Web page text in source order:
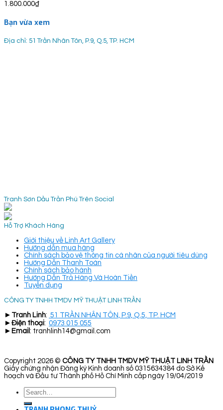
1.800.000₫
Bạn vừa xem
Địa chỉ: 51 Trần Nhân Tôn, P.9, Q.5, TP. HCM
Tranh Sơn Dầu Trần Phú Trên Social
Hỗ Trợ Khách Hàng
Giới thiệu về Linh Art Gallery
Hướng dẫn mua hàng
Chính sách bảo vệ thông tin cá nhân của người tiêu dùng
Hướng Dẫn Thanh Toán
Chính sách bảo hành
Hướng Dẫn Trả Hàng Và Hoàn Tiền
Tuyển dụng
CÔNG TY TNHH TMDV MỸ THUẬT LINH TRẦN
► Tranh Linh: 51 TRẦN NHÂN TÔN, P.9, Q.5, TP. HCM
► Điện thoại: 0973 015 055
► Email : tranhlinh14@gmail.com
Copyright 2026 © CÔNG TY TNHH TMDV MỸ THUẬT LINH TRẦN
Giấy chứng nhận Đăng ký Kinh doanh số 0315634384 do Sở Kế
hoạch và Đầu tư Thành phố Hồ Chí Minh cấp ngày 19/04/2019
Search
for: